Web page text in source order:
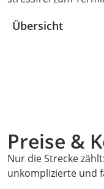
Übersicht
Preise &
Nur die Strecke
unkomplizierte und